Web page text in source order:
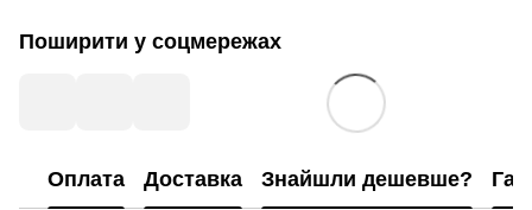
Поширити у соцмережах
Оплата Доставка Знайшли дешевше?